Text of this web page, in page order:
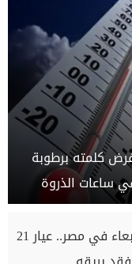
كلمته برطوبة
ساعات الذروة
أسعار الذهب اليوم الأربعاء في مصر.. عيار 21